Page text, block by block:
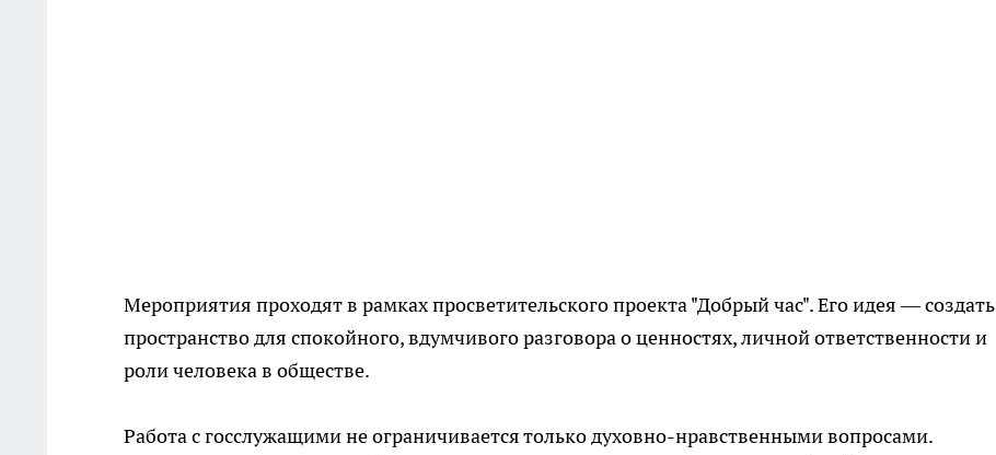
Мероприятия проходят в рамках просветительского проекта "Добрый час". Его идея — создать
пространство для спокойного, вдумчивого разговора о ценностях, личной ответственности и
роли человека в обществе.
Работа с госслужащими не ограничивается только духовно-нравственными вопросами.